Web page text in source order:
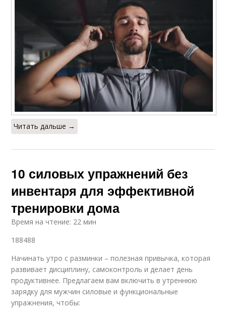
Читать дальше →
10 силовых упражнений без
инвентаря для эффективной
тренировки дома
Время на чтение: 22 мин
188488
Начинать утро с разминки – полезная привычка, которая
развивает дисциплину, самоконтроль и делает день
продуктивнее. Предлагаем вам включить в утреннюю
зарядку для мужчин силовые и функциональные
упражнения, чтобы: